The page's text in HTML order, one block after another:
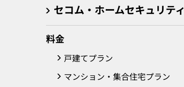
セコム・ホームセキュリティ
料金
戸建てプラン
マンション・集合住宅プラン